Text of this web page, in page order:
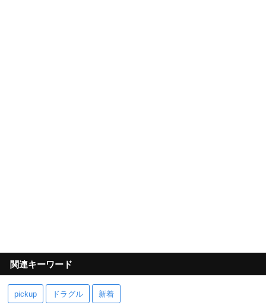
関連キーワード
pickup ドラグル 新着